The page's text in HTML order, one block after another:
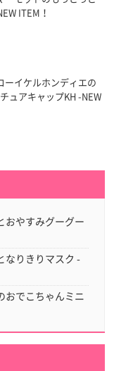
ITEM！
イケルホンディエの
ュアキャップKH -NEW
やすみグーグー
りきりマスク -
でこちゃんミニ